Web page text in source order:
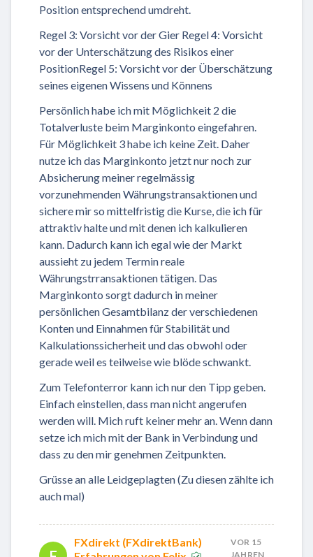
Position entsprechend umdreht.
Regel 3: Vorsicht vor der Gier Regel 4: Vorsicht
vor der Unterschätzung des Risikos einer
PositionRegel 5: Vorsicht vor der Überschätzung
seines eigenen Wissens und Könnens
Persönlich habe ich mit Möglichkeit 2 die
Totalverluste beim Marginkonto eingefahren.
Für Möglichkeit 3 habe ich keine Zeit. Daher
nutze ich das Marginkonto jetzt nur noch zur
Absicherung meiner regelmässig
vorzunehmenden Währungstransaktionen und
sichere mir so mittelfristig die Kurse, die ich für
attraktiv halte und mit denen ich kalkulieren
kann. Dadurch kann ich egal wie der Markt
aussieht zu jedem Termin reale
Währungstrransaktionen tätigen. Das
Marginkonto sorgt dadurch in meiner
persönlichen Gesamtbilanz der verschiedenen
Konten und Einnahmen für Stabilität und
Kalkulationssicherheit und das obwohl oder
gerade weil es teilweise wie blöde schwankt.
Zum Telefonterror kann ich nur den Tipp geben.
Einfach einstellen, dass man nicht angerufen
werden will. Mich ruft keiner mehr an. Wenn dann
setze ich mich mit der Bank in Verbindung und
dass zu den mir genehmen Zeitpunkten.
Grüsse an alle Leidgeplagten (Zu diesen zählte ich
auch mal)
FXdirekt (FXdirektBank)
VOR 15
JAHREN